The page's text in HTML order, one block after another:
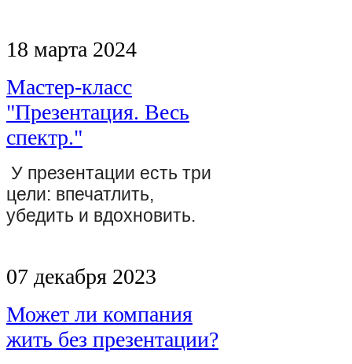
18 марта 2024
Мастер-класс
"Презентация. Весь
спектр."
У презентации есть три
цели: впечатлить,
убедить и вдохновить.
07 декабря 2023
Может ли компания
жить без презентации?